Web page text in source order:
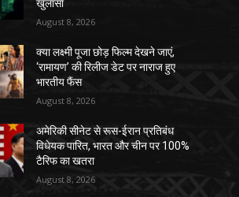
खुलासा
August 8, 2026
क्या लक्ष्मी पूजा छोड़ फिल्म देखने जाएं,
‘रामायण’ की रिलीज डेट पर नाराज हुए
भारतीय फैंस
August 8, 2026
अमेरिकी सीनेट से रूस-ईरान प्रतिबंध
विधेयक पारित, भारत और चीन पर 100%
टैरिफ का खतरा
August 8, 2026